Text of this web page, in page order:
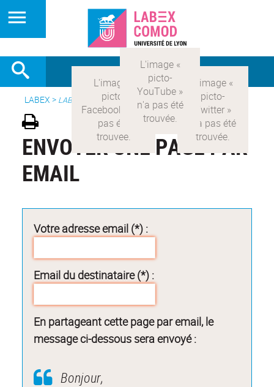
LABEX > LABEX COMOD
ENVOYER UNE PAGE PAR
EMAIL
Votre adresse email (*) :
Email du destinataire (*) :
En partageant cette page par email, le
message ci-dessous sera envoyé :
Bonjour,